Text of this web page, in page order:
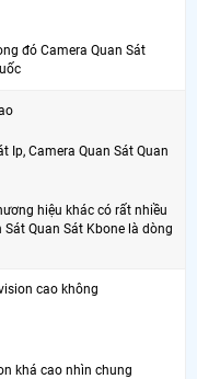
đó Camera Quan Sát
Ip, Camera Quan Sát Quan
hiệu khác có rất nhiều
Quan Sát Kbone là dòng
cao không
khá cao nhìn chung